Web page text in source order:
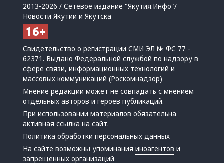
2013-2026 / Сетевое издание "Якутия.Инфо"/
Новости Якутии и Якутска
Свидетельство о регистрации СМИ ЭЛ № ФС 77 -
62371. Выдано Федеральной службой по надзору в
сфере связи, информационных технологий и
массовых коммуникаций (Роскомнадзор)
Мнение редакции может не совпадать с мнением
отдельных авторов и героев публикаций.
При использовании материалов обязательна
активная ссылка на сайт.
Политика обработки персональных данных
На сайте возможны упоминанияиноагентов и
запрещенных организаций